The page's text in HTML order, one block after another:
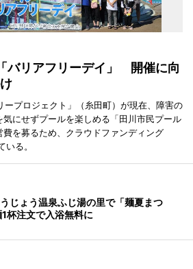
バリアフリーデイ」 開催に向
ープロジェクト」（糸田町）が現在、障害の
にせずプールを楽しめる「田川市民プール
を募るため、クラウドファンディング
いる。
じょう温泉ふじ湯の里で「麺夏まつ
注文で入浴無料に